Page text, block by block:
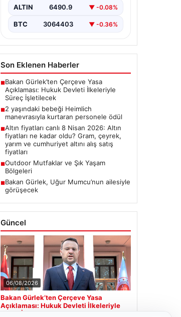
ALTIN 6490.9 ▼ -0.08%
BTC 3064403 ▼ -0.36%
Son Eklenen Haberler
■Bakan Gürlek’ten Çerçeve Yasa
Açıklaması: Hukuk Devleti İlkeleriyle
Süreç İşletilecek
■2 yaşındaki bebeği Heimlich
manevrasıyla kurtaran personele ödül
■Altın fiyatları canlı 8 Nisan 2026: Altın
fiyatları ne kadar oldu? Gram, çeyrek,
yarım ve cumhuriyet altını alış satış
fiyatları
■Outdoor Mutfaklar ve Şık Yaşam
Bölgeleri
■Bakan Gürlek, Uğur Mumcu’nun ailesiyle
görüşecek
Güncel
06/08/2026
Bakan Gürlek’ten Çerçeve Yasa
Açıklaması: Hukuk Devleti İlkeleriyle
Süreç İşletilecek